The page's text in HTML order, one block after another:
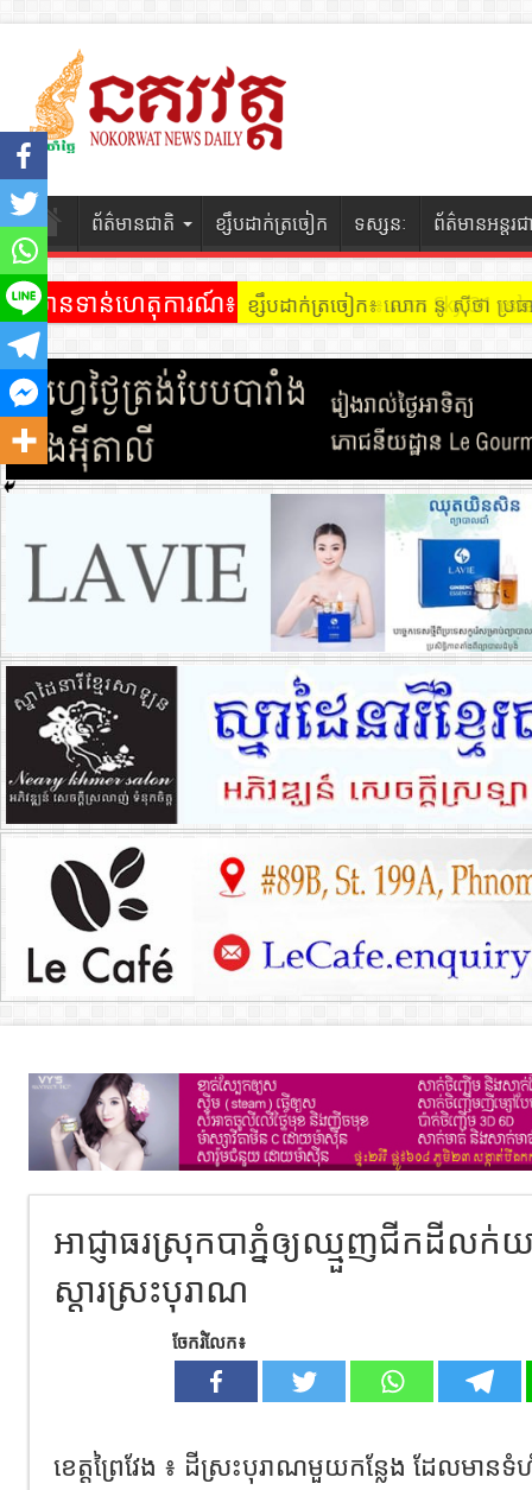
ព័ត៌មានជាតិ ខ្សឹបដាក់ត្រចៀក ទស្សនៈ ព័ត៌មានអន្តរជ
ព័ត៌មានទាន់ហេតុការណ៍៖ ខ្សឹបដាក់ត្រចៀក ៖ អគារ Sky 31
អាជ្ញាធរស្រុកបាភ្នំឲ្យឈ្មួញជីកដី
ស្តារស្រះបុរាណ
ចែករំលែក៖
ខេត្តព្រៃវែង ៖ ដីស្រះបុរាណមួយកន្លែង ដែលមា